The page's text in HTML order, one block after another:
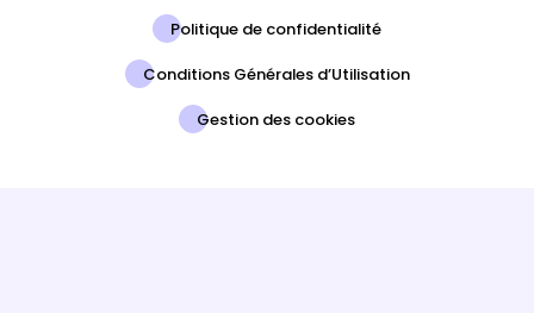
Politique de confidentialité
Conditions Générales d’Utilisation
Gestion des cookies